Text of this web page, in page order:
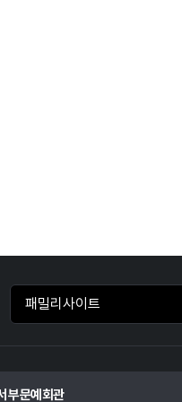
패밀리사이트 바로가기
부문예회관